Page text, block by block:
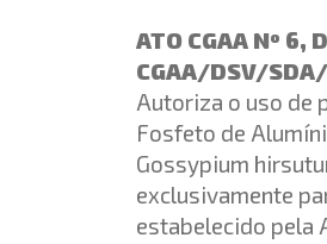
ATO CGAA Nº 6,
CGAA/DSV/
Autoriza o uso de
Fosfeto de
Gossypium
exclusivamente
estabelecido pela